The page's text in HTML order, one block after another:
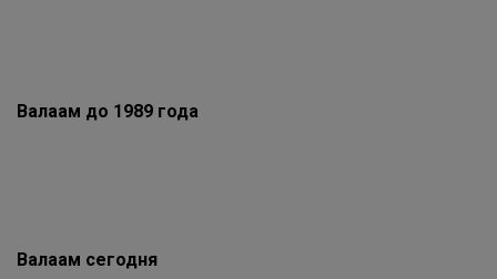
Валаам до 1989 года
Валаам сегодня